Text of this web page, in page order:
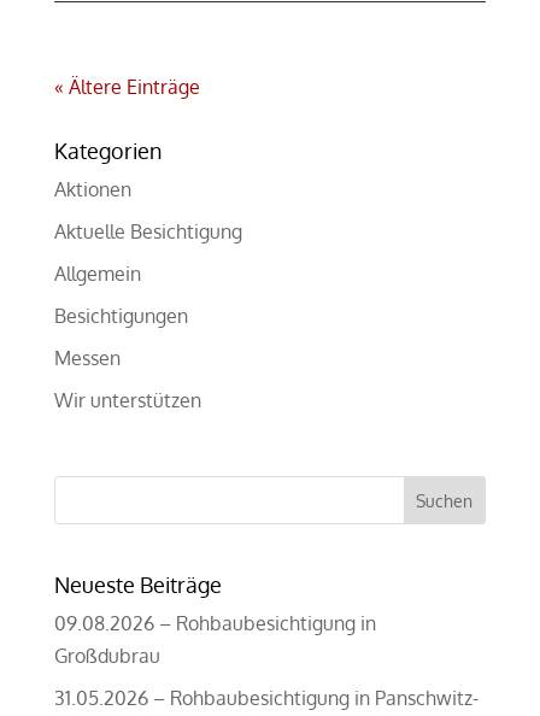
« Ältere Einträge
Kategorien
Aktionen
Aktuelle Besichtigung
Allgemein
Besichtigungen
Messen
Wir unterstützen
Neueste Beiträge
09.08.2026 – Rohbaubesichtigung in
Großdubrau
31.05.2026 – Rohbaubesichtigung in Panschwitz-